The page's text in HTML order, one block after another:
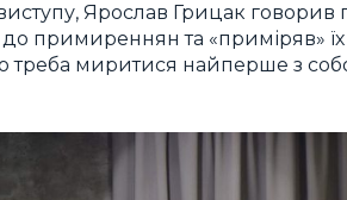
Ярослав Грицак
примиреннян та «приміряв»
треба миритися найперше з